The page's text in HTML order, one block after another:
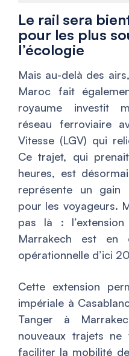
Le rail sera
pour les plus
l’écologie
Mais au-delà des
Maroc fait
royaume investit
réseau ferroviaire
Vitesse (LGV) qui
Ce trajet, qui
heures, est
représente un gain
pour les voyageurs.
pas là :
Marrakech est en
opérationnelle d’ici
Cette extension
impériale à
Tanger à
nouveaux trajets ne
faciliter la mobilité